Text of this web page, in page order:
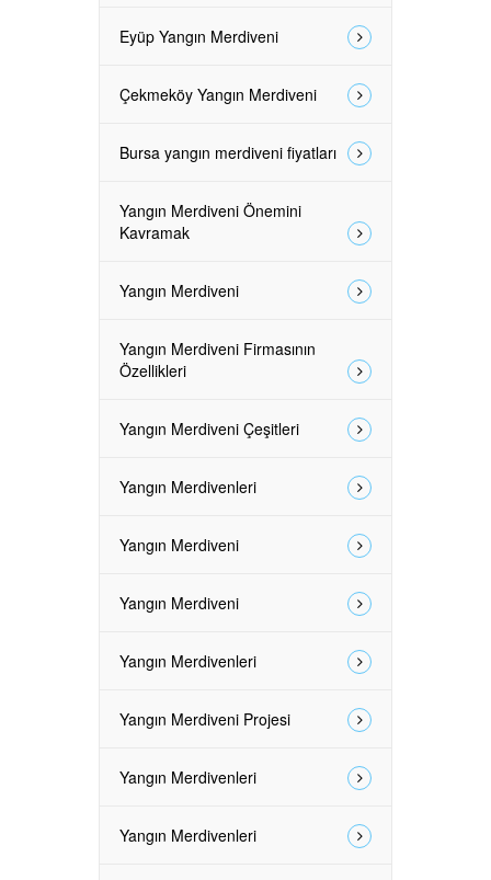
Eyüp Yangın Merdiveni
Çekmeköy Yangın Merdiveni
Bursa yangın merdiveni fiyatları
Yangın Merdiveni Önemini
Kavramak
Yangın Merdiveni
Yangın Merdiveni Firmasının
Özellikleri
Yangın Merdiveni Çeşitleri
Yangın Merdivenleri
Yangın Merdiveni
Yangın Merdiveni
Yangın Merdivenleri
Yangın Merdiveni Projesi
Yangın Merdivenleri
Yangın Merdivenleri